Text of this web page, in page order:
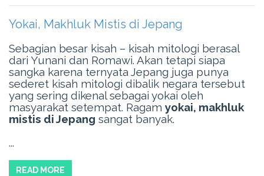
Yokai, Makhluk Mistis di Jepang
Sebagian besar kisah – kisah mitologi berasal
dari Yunani dan Romawi. Akan tetapi siapa
sangka karena ternyata Jepang juga punya
sederet kisah mitologi dibalik negara tersebut
yang sering dikenal sebagai yokai oleh
masyarakat setempat. Ragam yokai, makhluk
mistis di Jepang sangat banyak.
...
READ MORE